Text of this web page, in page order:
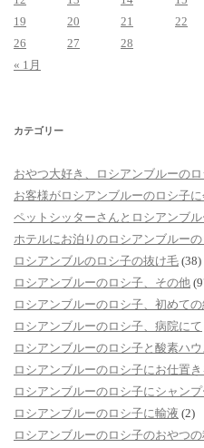
19
20 21 22
26
27
28
« 1月
カテゴリー
おやつ大好き、ロシアンブルーの
お客様がロシアンブルーのロシ子に
ペットシッターさんとロシアンブ
ホテルにお泊りのロシアンブルー
ロシアンブルのロシ子の抜け毛 (38)
ロシアンブルーのロシ子、その他
ロシアンブルーのロシ子、初めて
ロシアンブルーのロシ子、病院にて
ロシアンブルーのロシ子と酸素ハウ
ロシアンブルーのロシ子にお仕置き
ロシアンブルーのロシ子にシャンプ
ロシアンブルーのロシ子に輸液 (2)
ロシアンブルーのロシ子のおやつ